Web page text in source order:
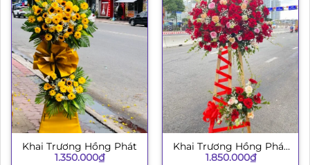
Khai Trương Hồng Phát
1.350.000₫
Khai Trương Hồng Phát
134
1.850.000₫